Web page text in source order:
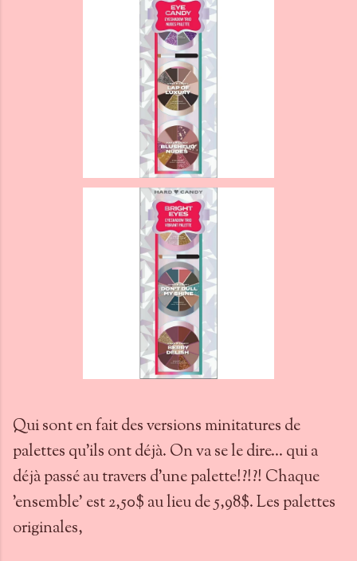
Qui sont en fait des versions minitatures de
palettes qu'ils ont déjà. On va se le dire... qui a
déjà passé au travers d'une palette!?!?! Chaque
'ensemble' est 2,50$ au lieu de 5,98$. Les palettes
originales,